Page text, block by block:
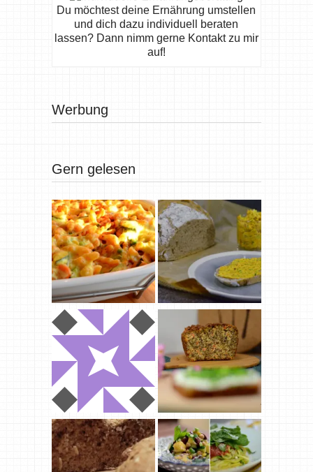
Du möchtest deine Ernährung umstellen
und dich dazu individuell beraten
lassen? Dann nimm gerne Kontakt zu mir
auf!
Werbung
Gern gelesen